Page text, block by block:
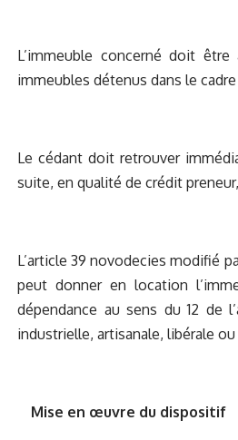
L’immeuble concerné doit
immeubles détenus dans le
Le cédant doit retrouver
suite, en qualité de crédit
L’article 39 novodecies modifié
peut donner en location
dépendance au sens du 12 de
industrielle, artisanale, libérale
Mise en œuvre du dispositif